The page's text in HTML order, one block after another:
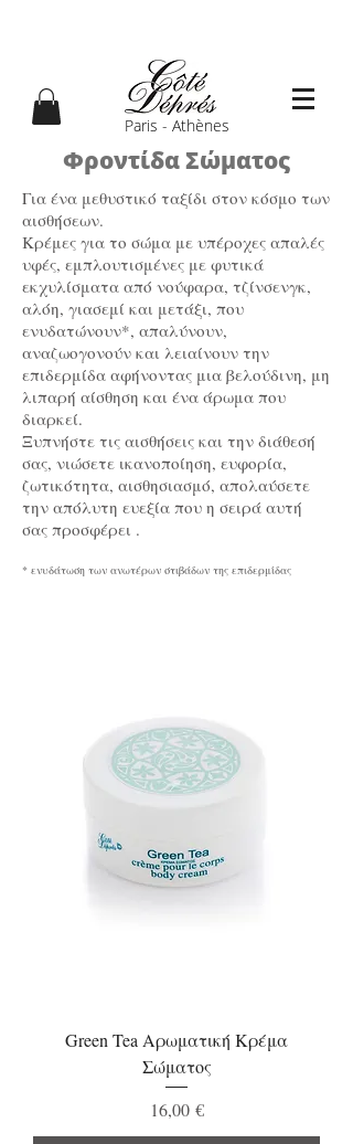
Paris - Athènes
Φροντίδα Σώματος
Για ένα μεθυστικό ταξίδι στον κόσμο των
αισθήσεων.
Κρέμες για το σώμα με υπέροχες απαλές
υφές, εμπλουτισμένες με φυτικά
εκχυλίσματα από νούφαρα, τζίνσενγκ,
αλόη, γιασεμί και μετάξι, που
ενυδατώνουν*, απαλύνουν,
αναζωογονούν και λειαίνουν την
επιδερμίδα αφήνοντας μια βελούδινη, μη
λιπαρή αίσθηση και ένα άρωμα που
διαρκεί.
Ξυπνήστε τις αισθήσεις και την διάθεσή
σας, νιώσετε ικανοποίηση, ευφορία,
ζωτικότητα, αισθησιασμό, απολαύσετε
την απόλυτη ευεξία που η σειρά αυτή
σας προσφέρει .
* ενυδάτωση των ανωτέρων στιβάδων της επιδερμίδας
Green Tea Αρωματική Κρέμα
Σώματος
Τιμή
16,00 €